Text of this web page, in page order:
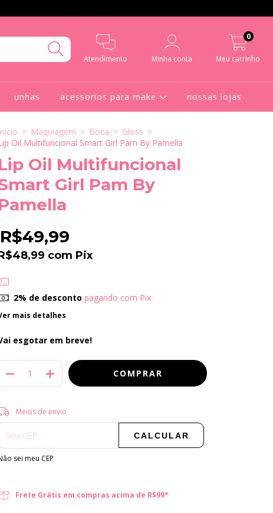
Atendimento Minha conta Meu carrinho
0
unhas acessorios para make nossas lojas
> Maquiagem > Boca > Gloss >
Oil Multifuncional Smart Girl Pam By Pamella
Oil Multifuncional
Girl Pam By
R$49,99
com Pix
2% de desconto pagando com Pix
mais detalhes
esgotar em breve!
para o CEP:
Meios de envio
CALCULAR
sei meu CEP
Frete Grátis em compras acima de R$99*